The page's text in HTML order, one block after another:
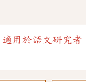
適用於語文研究者